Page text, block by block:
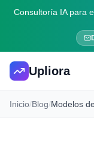
Consultoría IA para
Upliora
Inicio/Blog/